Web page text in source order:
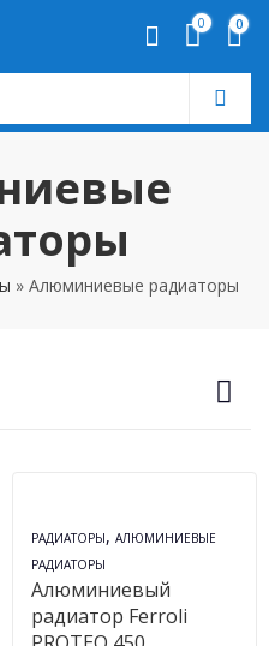
0 0
» Алюминиевые радиаторы
РАДИАТОРЫ, АЛЮМИНИЕВЫЕ
РАДИАТОРЫ
Алюминиевый
радиатор Ferroli